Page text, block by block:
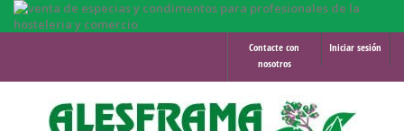
Iniciar sesión
Contacte con
nosotros